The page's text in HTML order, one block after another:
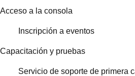
Acceso a la consola
Inscripción a eventos
Capacitación y pruebas
Servicio de soporte de primera